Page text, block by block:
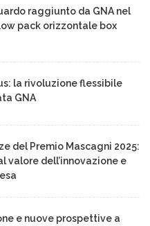
raggiunto da GNA nel
pack orizzontale box
la rivoluzione flessibile
GNA
del Premio Mascagni 2025:
valore dell’innovazione e
e nuove prospettive a